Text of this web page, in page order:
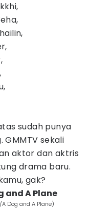
sudah punya
sekali
aktor dan aktris
drama baru.
gak?
and A Plane
Dog and A Plane)